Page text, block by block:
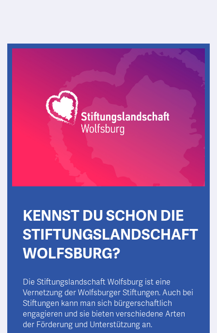
KENNST DU SCHON DIE
STIFTUNGSLANDSCHAFT
WOLFSBURG?
Die Stiftungslandschaft Wolfsburg ist eine
Vernetzung der Wolfsburger Stiftungen. Auch bei
Stiftungen kann man sich bürgerschaftlich
engagieren und sie bieten verschiedene Arten
der Förderung und Unterstützung an.